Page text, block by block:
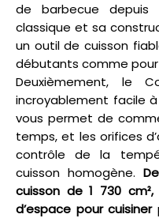
de barbecue depuis
classique et sa
un outil de cuisson
débutants comme
Deuxièmement, le
incroyablement facile
vous permet de
temps, et les orifices
contrôle de la
cuisson homogène.
cuisson de 1 730
d’espace pour cuisiner